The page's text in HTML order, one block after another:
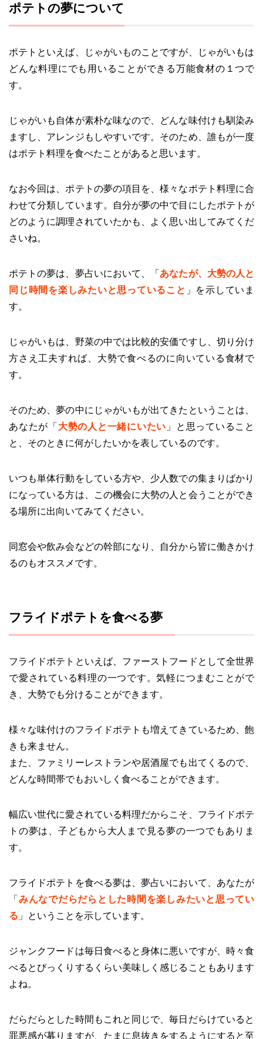
ポテトの夢について
ポテトといえば、じゃがいものことですが、じゃがいもは
どんな料理にでも用いることができる万能食材の１つで
す。
じゃがいも自体が素朴な味なので、どんな味付けも馴染み
ますし、アレンジもしやすいです。そのため、誰もが一度
はポテト料理を食べたことがあると思います。
なお今回は、ポテトの夢の項目を、様々なポテト料理に合
わせて分類しています。自分が夢の中で目にしたポテトが
どのように調理されていたかも、よく思い出してみてくだ
さいね。
ポテトの夢は、夢占いにおいて、「 あなたが、大勢の人と
同じ時間を楽しみたいと思っていること 」を示していま
す。
じゃがいもは、野菜の中では比較的安価ですし、切り分け
方さえ工夫すれば、大勢で食べるのに向いている食材で
す。
そのため、夢の中にじゃがいもが出てきたということは、
あなたが「 大勢の人と一緒にいたい 」と思っていること
と、そのときに何がしたいかを表しているのです。
いつも単体行動をしている方や、少人数での集まりばかり
になっている方は、この機会に大勢の人と会うことができ
る場所に出向いてみてください。
同窓会や飲み会などの幹部になり、自分から皆に働きかけ
るのもオススメです。
フライドポテトを食べる夢
フライドポテトといえば、ファーストフードとして全世界
で愛されている料理の一つです。気軽につまむことがで
き、大勢でも分けることができます。
様々な味付けのフライドポテトも増えてきているため、飽
きも来ません。
また、ファミリーレストランや居酒屋でも出てくるので、
どんな時間帯でもおいしく食べることができます。
幅広い世代に愛されている料理だからこそ、フライドポテ
トの夢は、子どもから大人まで見る夢の一つでもありま
す。
フライドポテトを食べる夢は、夢占いにおいて、あなたが
「 みんなでだらだらとした時間を楽しみたいと思ってい
る 」ということを示しています。
ジャンクフードは毎日食べると身体に悪いですが、時々食
べるとびっくりするくらい美味しく感じることもあります
よね。
だらだらとした時間もこれと同じで、毎日だらけていると
罪悪感が募りますが、たまに息抜きをするようにすると至